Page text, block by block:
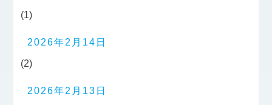
(1)
2026年2月14日
(2)
2026年2月13日